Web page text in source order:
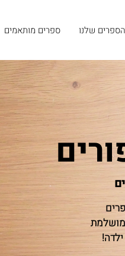
ספרים מותאמים הספרים שלנו